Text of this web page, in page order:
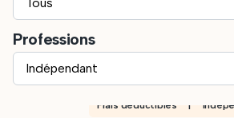
Professions
Frais déductibles |